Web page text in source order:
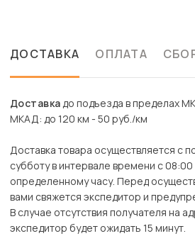
ДОСТАВКА ОПЛАТА
Доставкадо подъезда в пределах
МКАД: до 120 км - 50 руб./км
Доставка товара осуществляется с
субботу в интервале времени с
определенному часу. Перед
вами свяжется экспедитор и
В случае отсутствия получателя на
экспедитор будет ожидать 15 минут.